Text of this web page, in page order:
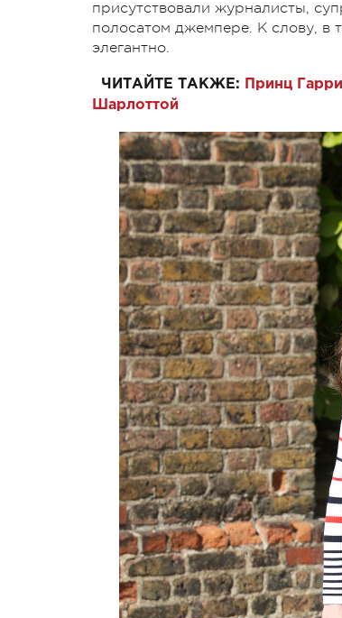
присутствовали журналисты,
полосатом джемпере. К слову, в
элегантно.
ЧИТАЙТЕ ТАКЖЕ:
Принц
Шарлоттой